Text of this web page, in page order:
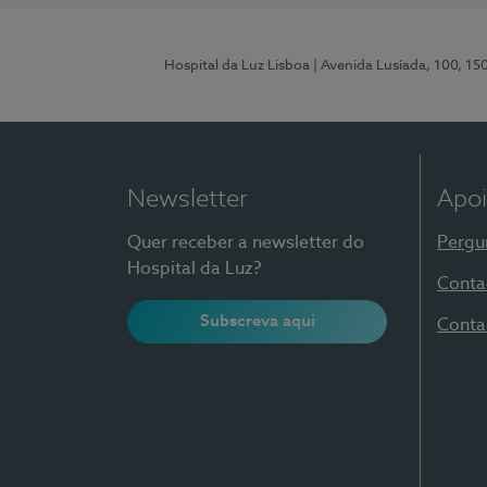
Hospital da Luz Lisboa | Avenida Lusíada, 100,
Newsletter
Quer receber a newsletter do
Hospital da Luz?
Subscreva aqui